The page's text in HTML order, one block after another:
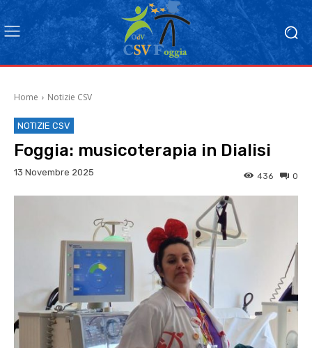
Home Notizie CSV
NOTIZIE CSV
Foggia: musicoterapia in Dialisi
13 Novembre 2025 0
436